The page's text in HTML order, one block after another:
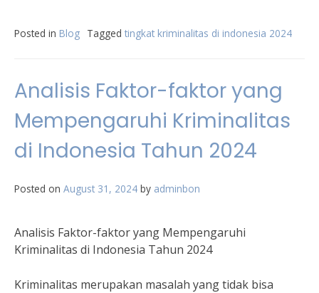
Posted in Blog Tagged tingkat kriminalitas di indonesia 2024
Analisis Faktor-faktor yang
Mempengaruhi Kriminalitas
di Indonesia Tahun 2024
Posted on August 31, 2024 by adminbon
Analisis Faktor-faktor yang Mempengaruhi
Kriminalitas di Indonesia Tahun 2024
Kriminalitas merupakan masalah yang tidak bisa